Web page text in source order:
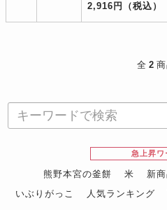
2,916円
（税込）
全 2
急上昇ワ
熊野本宮の釜餅 米 新
いぶりがっこ
人気ランキング